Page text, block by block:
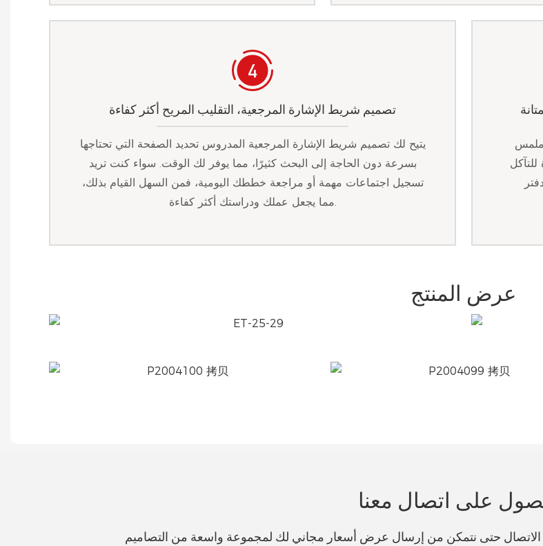
تصميم شريط الإشارة المرجعية، التقليب المريح أكثر كفاءة
يتيح لك تصميم شريط الإشارة المرجعية المدروس تحديد الصفحة التي تحتاجها
بسرعة دون الحاجة إلى البحث كثيرًا، مما يوفر لك الوقت. سواء كنت تريد
تسجيل اجتماعات مهمة أو مراجعة خططك اليومية، فمن السهل القيام بذلك،
مما يجعل عملك ودراستك أكثر كفاءة.
عرض المنتج
على اتصال معنا
الاتصال حتى نتمكن من إرسال عرض أسعار مجاني لك لمجموعة واسعة من التصاميم